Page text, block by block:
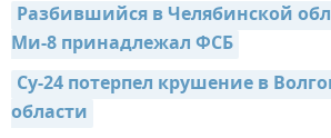
Разбившийся в Челябинской
Ми-8 принадлежал ФСБ
Су-24 потерпел крушение в
области